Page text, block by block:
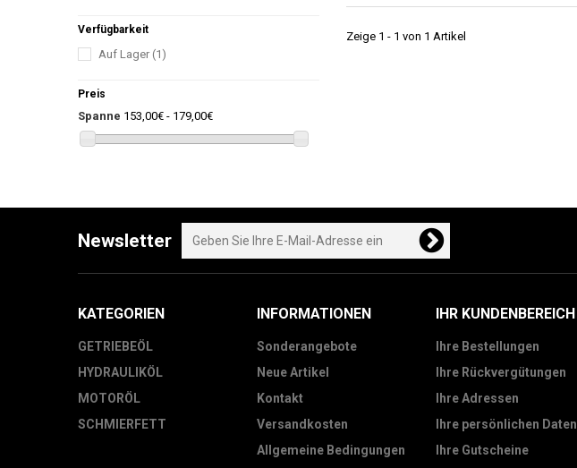
Verfügbarkeit
Auf Lager (1)
Preis
Spanne 153,00€ - 179,00€
Zeige 1 - 1 von 1 Artikel
Newsletter
KATEGORIEN
GETRIEBEÖL
HYDRAULIKÖL
MOTORÖL
SCHMIERFETT
INFORMATIONEN
Sonderangebote
Neue Artikel
Kontakt
Versandkosten
Allgemeine Bedingungen
IHR KUNDENBEREICH
Ihre Bestellungen
Ihre Rückvergütungen
Ihre Adressen
Ihre persönlichen Daten
Ihre Gutscheine